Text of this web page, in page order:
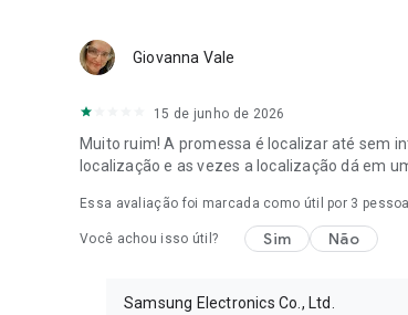
Utilizado para obter a localização do meu
partilhar a minha localização com outras
Utilizado para o notificar quando alguém
[Permissões de acesso opcionais]
Utilizado para mostrar o nome e as
Utilizado para procurar dispositivos que estão
Utilizado para localizar dispositivos que estão
Giovanna Vale
15 de junho de 2026
Muito ruim! A promessa é localizar até sem
localização e as vezes a localização dá em
Essa avaliação foi marcada como útil por 3
Você achou isso útil? Sim Não
Samsung Electronics Co., Ltd.